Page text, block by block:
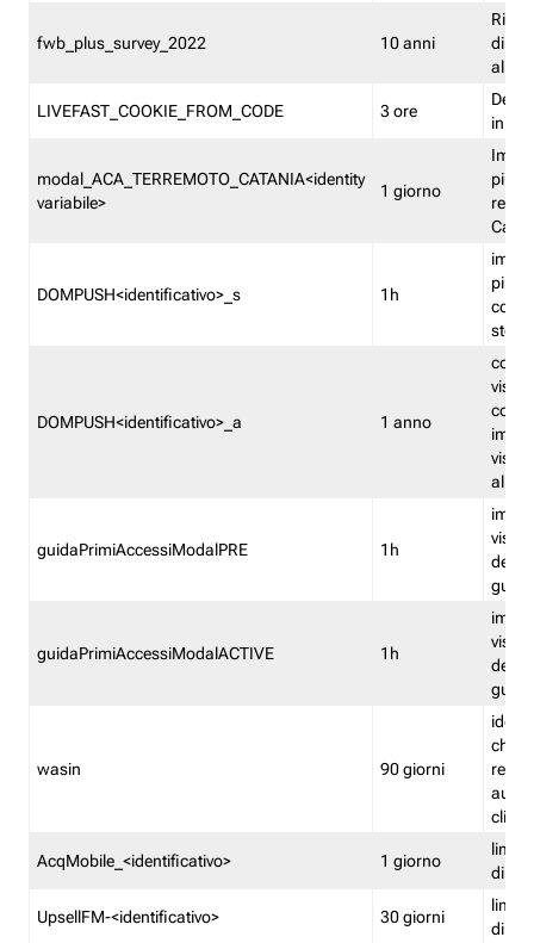
fwb_plus_survey_2022 10 anni
di
LIVEFAST_COOKIE_FROM_CODE 3 ore
in
modal_ACA_TERREMOTO_CATANIA<identity
variabile>
1 giorno
più
DOMPUSH<identificativo>_s 1h
più
DOMPUSH<identificativo>_a 1 anno
guidaPrimiAccessiModalPRE 1h
della
guidaPrimiAccessiModalACTIVE 1h
della
wasin 90 giorni
che
rete
clienti
AcqMobile_<identificativo> 1 giorno
limita
di
UpsellFM-<identificativo> 30 giorni
limita
di